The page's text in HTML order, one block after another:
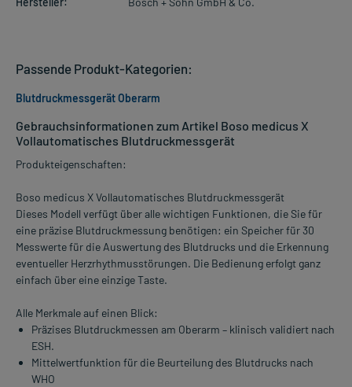
Gebrauchsinformationen zum Artikel Boso medicus X
Vollautomatisches Blutdruckmessgerät
Produkteigenschaften:
Boso medicus X Vollautomatisches Blutdruckmessgerät
Dieses Modell verfügt über alle wichtigen Funktionen, die Sie für
eine präzise Blutdruckmessung benötigen: ein Speicher für 30
Messwerte für die Auswertung des Blutdrucks und die Erkennung
eventueller Herzrhythmusstörungen. Die Bedienung erfolgt ganz
einfach über eine einzige Taste.
Alle Merkmale auf einen Blick:
Präzises Blutdruckmessen am Oberarm – klinisch validiert nach
ESH.
Mittelwertfunktion für die Beurteilung des Blutdrucks nach
WHO
Passende Produkt-Kategorien:
Blutdruckmessgerät Oberarm